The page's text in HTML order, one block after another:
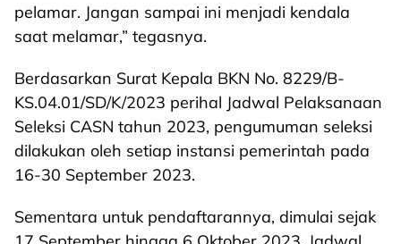
pelamar. Jangan sampai ini menjadi kendala
saat melamar,” tegasnya.
Berdasarkan Surat Kepala BKN No. 8229/B-
KS.04.01/SD/K/2023 perihal Jadwal Pelaksanaan
Seleksi CASN tahun 2023, pengumuman seleksi
dilakukan oleh setiap instansi pemerintah pada
16-30 September 2023.
Sementara untuk pendaftarannya, dimulai sejak